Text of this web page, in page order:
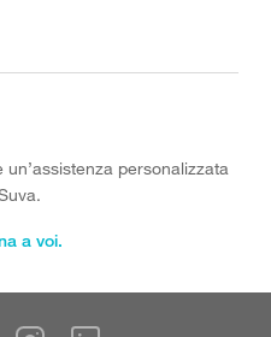
personalizzata
a voi.